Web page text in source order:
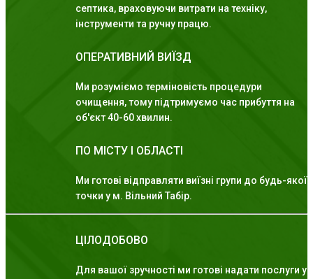
септика, враховуючи витрати на техніку,
інструменти та ручну працю.
ОПЕРАТИВНИЙ ВИЇЗД
Ми розуміємо терміновість процедури
очищення, тому підтримуємо час прибуття на
об'єкт 40-60 хвилин.
ПО МІСТУ І ОБЛАСТІ
Ми готові відправляти виїзні групи до будь-якої
точки у м. Вільний Табір.
ЦІЛОДОБОВО
Для вашої зручності ми готові надати послуги у